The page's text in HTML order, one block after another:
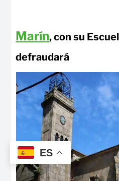
Marín, con su
defraudará
ES